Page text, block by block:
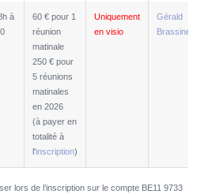
à
60 € pour 1
réunion
matinale
250 € pour
5 réunions
matinales
en 2026
(à payer en
totalité à
l'inscription)
Uniquement
en visio
Gérald
Brassine
lors de l’inscription sur le compte BE11 9733